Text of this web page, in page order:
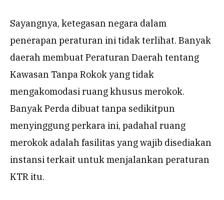
Sayangnya, ketegasan negara dalam
penerapan peraturan ini tidak terlihat. Banyak
daerah membuat Peraturan Daerah tentang
Kawasan Tanpa Rokok yang tidak
mengakomodasi ruang khusus merokok.
Banyak Perda dibuat tanpa sedikitpun
menyinggung perkara ini, padahal ruang
merokok adalah fasilitas yang wajib disediakan
instansi terkait untuk menjalankan peraturan
KTR itu.